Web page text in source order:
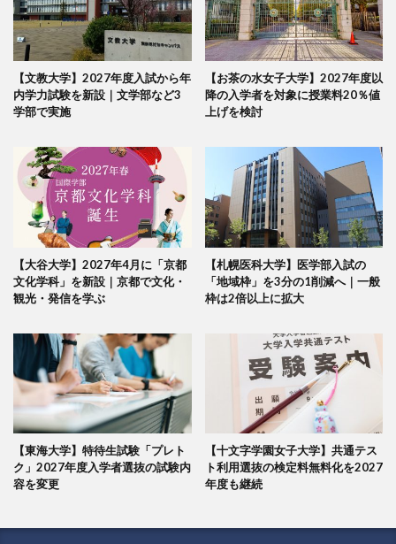
【文教大学】2027年度入試から年
内学力試験を新設｜文学部など3
学部で実施
【お茶の水女子大学】2027年度以
降の入学者を対象に授業料20％値
上げを検討
【大谷大学】2027年4月に「京都
文化学科」を新設｜京都で文化・
観光・発信を学ぶ
【札幌医科大学】医学部入試の
「地域枠」を3分の1削減へ｜一般
枠は2倍以上に拡大
【東海大学】特待生試験「プレト
ク」2027年度入学者選抜の試験内
容を変更
【十文字学園女子大学】共通テス
ト利用選抜の検定料無料化を2027
年度も継続